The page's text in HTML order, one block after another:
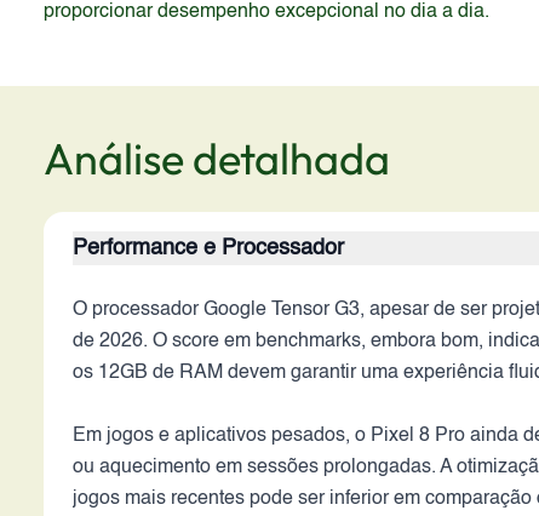
proporcionar desempenho excepcional no dia a dia.
Análise detalhada
Performance e Processador
O processador Google Tensor G3, apesar de ser
de 2026. O score em benchmarks, embora bom,
os 12GB de RAM devem garantir uma experiência
Em jogos e aplicativos pesados, o Pixel 8 Pro ainda
ou aquecimento em sessões prolongadas. A
jogos mais recentes pode ser inferior em